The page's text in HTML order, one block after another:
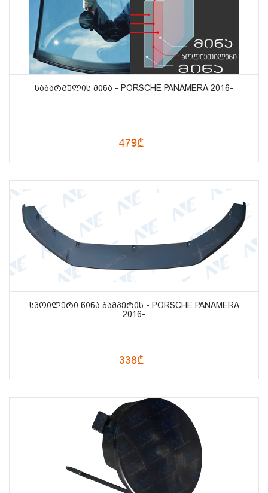
ᲡᲐᲑᲐᲠᲒᲣᲚᲘᲡ ᲛᲘᲜᲐ - PORSCHE PANAMERA 2016-
479₾
ᲡᲞᲝᲘᲚᲔᲠᲘ ᲬᲘᲜᲐ ᲑᲐᲛᲞᲔᲠᲘᲡ - PORSCHE PANAMERA
2016-
338₾